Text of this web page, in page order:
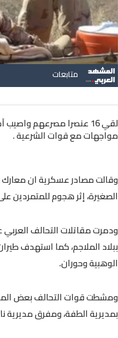
متابعات
لقي 16 عنصرا مصرعهم
مواجهات مع قوات الشرعية .
وقالت مصادر عسكرية ان
الصغيرة، إثر هجوم للمتمردين
ودمرت مقاتلات التحالف العربي
ببلاد الملاجم، كما استهدف
الوهبية وحوران.
ومشطت قوات التحالف بعض
بمديرية الطفة، ومفرق مديرية